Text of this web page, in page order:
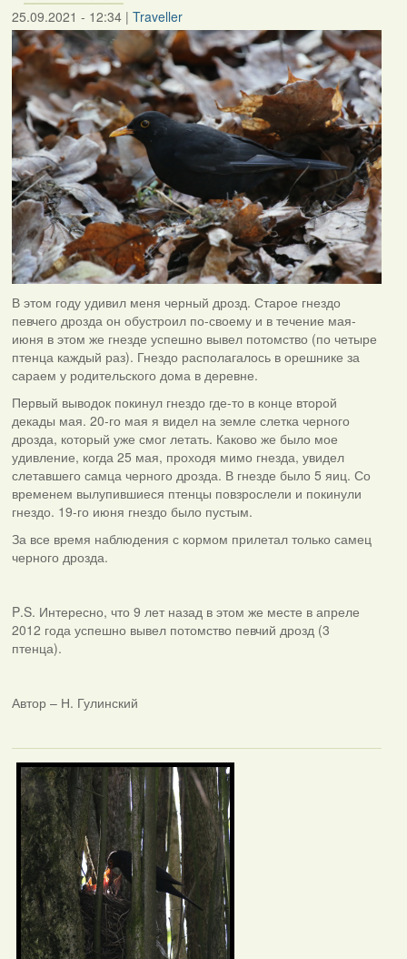
25.09.2021 - 12:34| Traveller
В этом году удивил меня черный дрозд. Старое гнездо
певчего дрозда он обустроил по-своему и в течение мая-
июня в этом же гнезде успешно вывел потомство (по четыре
птенца каждый раз). Гнездо располагалось в орешнике за
сараем у родительского дома в деревне.
Первый выводок покинул гнездо где-то в конце второй
декады мая. 20-го мая я видел на земле слетка черного
дрозда, который уже смог летать. Каково же было мое
удивление, когда 25 мая, проходя мимо гнезда, увидел
слетавшего самца черного дрозда. В гнезде было 5 яиц. Со
временем вылупившиеся птенцы повзрослели и покинули
гнездо. 19-го июня гнездо было пустым.
За все время наблюдения с кормом прилетал только самец
черного дрозда.
P.S. Интересно, что 9 лет назад в этом же месте в апреле
2012 года успешно вывел потомство певчий дрозд (3
птенца).
Автор – Н. Гулинский
Фотаздымкі